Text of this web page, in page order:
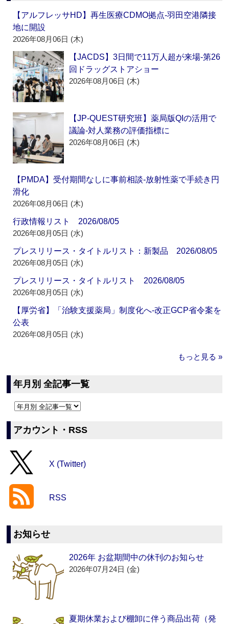
【アルフレッサHD】再生医療CDMO拠点‐羽田空港隣接
地に開設
2026年08月06日 (木)
【JACDS】3日間で11万人超が来場‐第26
回ドラッグストアショー
2026年08月06日 (木)
【JP-QUEST研究班】薬局版QIの活用で
議論‐対人業務の評価指標に
2026年08月06日 (木)
【PMDA】受付期間なしに事前相談‐放射性薬で手続き円
滑化
2026年08月06日 (木)
行政情報リスト 2026/08/05
2026年08月05日 (水)
プレスリリース・タイトルリスト：新製品 2026/08/05
2026年08月05日 (水)
プレスリリース・タイトルリスト 2026/08/05
2026年08月05日 (水)
【厚労省】「治験支援薬局」制度化へ‐改正GCP省令案を
公表
2026年08月05日 (水)
もっと見る »
年月別 全記事一覧
アカウント・RSS
X (Twitter)
RSS
お知らせ
2026年 お盆期間中の休刊のお知らせ
2026年07月24日 (金)
夏期休業および棚卸に伴う商品出荷（発